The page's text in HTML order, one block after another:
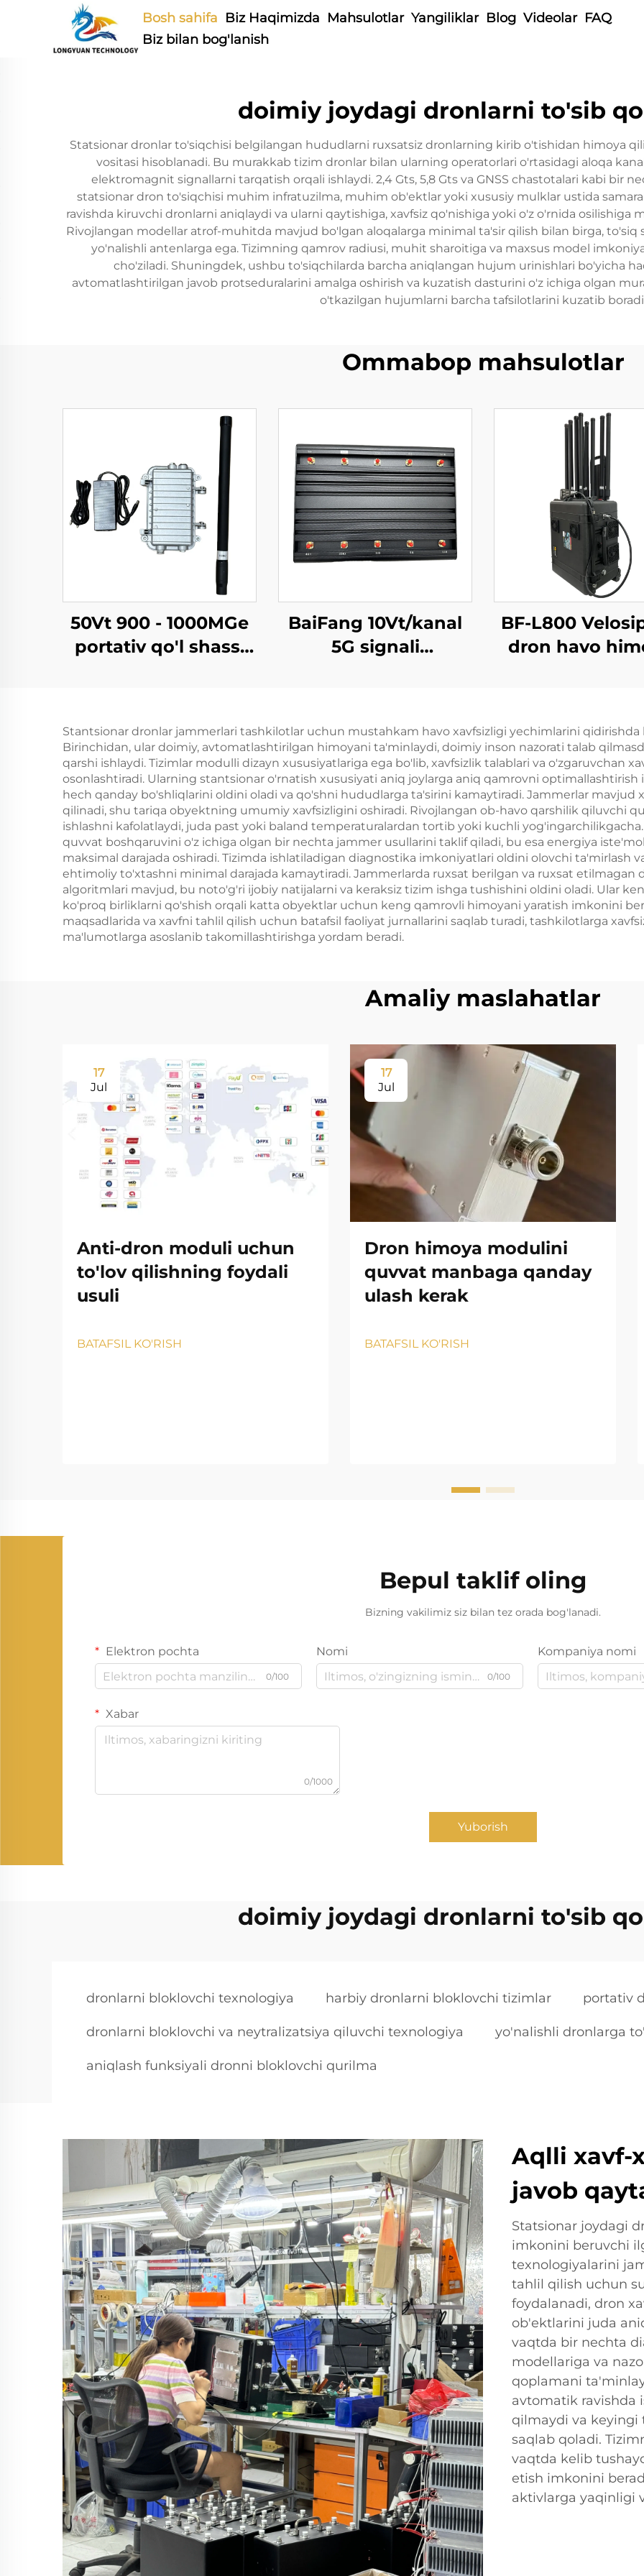
Bosh sahifa Biz Haqimizda Mahsulotlar Yangiliklar Blog Videolar FAQ
Biz bilan bog'lanish
doimiy joydagi dronlarni to'sib
Statsionar dronlar to'siqchisi belgilangan hududlarni ruxsatsiz dronlarning kirib o'tishidan himoya
vositasi hisoblanadi. Bu murakkab tizim dronlar bilan ularning operatorlari o'rtasidagi aloqa
elektromagnit signallarni tarqatish orqali ishlaydi. 2,4 Gts, 5,8 Gts va GNSS chastotalari kabi bir
statsionar dron to'siqchisi muhim infratuzilma, muhim ob'ektlar yoki xususiy mulklar ustida
ravishda kiruvchi dronlarni aniqlaydi va ularni qaytishiga, xavfsiz qo'nishiga yoki o'z o'rnida osilishiga
Rivojlangan modellar atrof-muhitda mavjud bo'lgan aloqalarga minimal ta'sir qilish bilan birga, to'siq
yo'nalishli antenlarga ega. Tizimning qamrov radiusi, muhit sharoitiga va maxsus model
cho'ziladi. Shuningdek, ushbu to'siqchilarda barcha aniqlangan hujum urinishlari bo'yicha
avtomatlashtirilgan javob protseduralarini amalga oshirish va kuzatish dasturini o'z ichiga olgan
o'tkazilgan hujumlarni barcha tafsilotlarini kuzatib
Ommabop mahsulotlar
50Vt 900 - 1000MGe
portativ qo'l shassi
BaiFang 10Vt/kanal
5G signali
BF-L800
dron havo
Stantsionar dronlar jammerlari tashkilotlar uchun mustahkam havo xavfsizligi yechimlarini qidirishda
Birinchidan, ular doimiy, avtomatlashtirilgan himoyani ta'minlaydi, doimiy inson nazorati talab
qarshi ishlaydi. Tizimlar modulli dizayn xususiyatlariga ega bo'lib, xavfsizlik talablari va o'zgaruvchan
osonlashtiradi. Ularning stantsionar o'rnatish xususiyati aniq joylarga aniq qamrovni
hech qanday bo'shliqlarini oldini oladi va qo'shni hududlarga ta'sirini kamaytiradi. Jammerlar mavjud
qilinadi, shu tariqa obyektning umumiy xavfsizligini oshiradi. Rivojlangan ob-havo qarshilik qiluvchi
ishlashni kafolatlaydi, juda past yoki baland temperaturalardan tortib yoki kuchli
quvvat boshqaruvini o'z ichiga olgan bir nechta jammer usullarini taklif qiladi, bu esa energiya
maksimal darajada oshiradi. Tizimda ishlatiladigan diagnostika imkoniyatlari oldini olovchi ta'mirlash
ehtimoliy to'xtashni minimal darajada kamaytiradi. Jammerlarda ruxsat berilgan va ruxsat etilmagan
algoritmlari mavjud, bu noto'g'ri ijobiy natijalarni va keraksiz tizim ishga tushishini oldini oladi. Ular
ko'proq birliklarni qo'shish orqali katta obyektlar uchun keng qamrovli himoyani yaratish imkonini
maqsadlarida va xavfni tahlil qilish uchun batafsil faoliyat jurnallarini saqlab turadi, tashkilotlarga
ma'lumotlarga asoslanib takomillashtirishga yordam beradi.
Amaliy maslahatlar
17
Jul
Anti-dron moduli uchun
to'lov qilishning foydali
usuli
BATAFSIL KO'RISH
17
Jul
Dron himoya modulini
quvvat manbaga qanday
ulash kerak
BATAFSIL KO'RISH
Bepul taklif oling
Bizning vakilimiz siz bilan tez orada bog'lanadi.
Elektron pochta
0/100
Nomi
0/100
Kompaniya nomi
Xabar
0/1000
Yuborish
doimiy joydagi dronlarni to'sib
dronlarni bloklovchi texnologiya harbiy dronlarni bloklovchi tizimlar portativ
dronlarni bloklovchi va neytralizatsiya qiluvchi texnologiya yo'nalishli dronlarga
aniqlash funksiyali dronni bloklovchi qurilma
Aqlli xavf-
javob
Statsionar joydagi
imkonini beruvchi
texnologiyalarini
tahlil qilish uchun
foydalanadi, dron
ob'ektlarini juda
vaqtda bir nechta
modellariga va
qoplamani
avtomatik ravishda
qilmaydi va keyingi
saqlab qoladi.
vaqtda kelib
etish imkonini
aktivlarga yaqinligi